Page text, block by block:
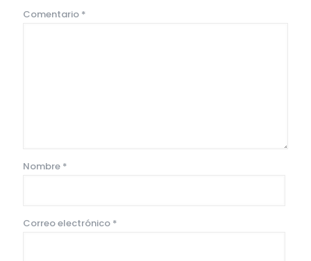
Comentario *
Nombre *
Correo electrónico *